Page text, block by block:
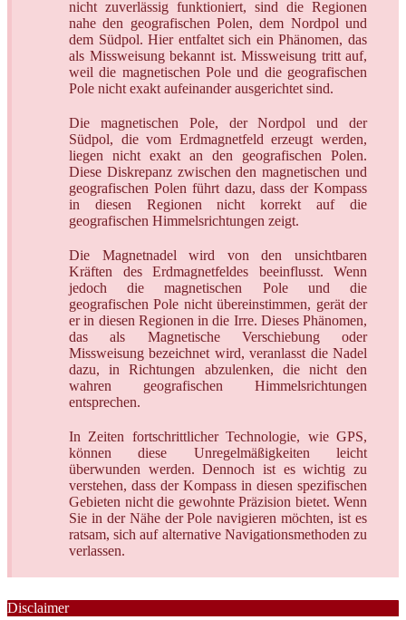
nicht zuverlässig funktioniert, sind die Regionen
nahe den geografischen Polen, dem Nordpol und
dem Südpol. Hier entfaltet sich ein Phänomen, das
als Missweisung bekannt ist. Missweisung tritt auf,
weil die magnetischen Pole und die geografischen
Pole nicht exakt aufeinander ausgerichtet sind.
Die magnetischen Pole, der Nordpol und der
Südpol, die vom Erdmagnetfeld erzeugt werden,
liegen nicht exakt an den geografischen Polen.
Diese Diskrepanz zwischen den magnetischen und
geografischen Polen führt dazu, dass der Kompass
in diesen Regionen nicht korrekt auf die
geografischen Himmelsrichtungen zeigt.
Die Magnetnadel wird von den unsichtbaren
Kräften des Erdmagnetfeldes beeinflusst. Wenn
jedoch die magnetischen Pole und die
geografischen Pole nicht übereinstimmen, gerät der
er in diesen Regionen in die Irre. Dieses Phänomen,
das als Magnetische Verschiebung oder
Missweisung bezeichnet wird, veranlasst die Nadel
dazu, in Richtungen abzulenken, die nicht den
wahren geografischen Himmelsrichtungen
entsprechen.
In Zeiten fortschrittlicher Technologie, wie GPS,
können diese Unregelmäßigkeiten leicht
überwunden werden. Dennoch ist es wichtig zu
verstehen, dass der Kompass in diesen spezifischen
Gebieten nicht die gewohnte Präzision bietet. Wenn
Sie in der Nähe der Pole navigieren möchten, ist es
ratsam, sich auf alternative Navigationsmethoden zu
verlassen.
Disclaimer